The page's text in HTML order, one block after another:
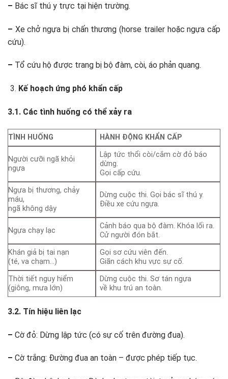
– Bác sĩ thú y trực tại hiện trường.
– Xe chở ngựa bị chấn thương (horse trailer hoặc ngựa cấp
cứu).
– Tổ cứu hộ được trang bị bộ đàm, còi, áo phản quang.
Kế hoạch ứng phó khẩn cấp
3.1. Các tình huống có thể xảy ra
TÌNH HUỐNG HÀNH ĐỘNG KHẨN CẤP
Người cưỡi ngã khỏi
ngựa
Lập tức thổi còi/cắm cờ đỏ báo
dừng.
Gọi cấp cứu.
Ngựa bị thương, chảy
máu,
ngã không dậy
Dừng cuộc thi. Gọi bác sĩ thú y.
Điều xe cứu ngựa.
Ngựa chạy lạc
Cảnh báo qua bộ đàm. Khóa lối ra.
Cử người đón bắt.
Khán giả bị tai nạn
(té, va chạm…)
Gọi sơ cứu viên đến.
Giãn cách khu vực sự cố.
Thời tiết nguy hiểm
(giông, mưa lớn)
Dừng cuộc thi. Sơ tán ngựa
về khu trú an toàn.
3.2. Tín hiệu liên lạc
– Cờ đỏ: Dừng lập tức (có sự cố trên đường đua).
– Cờ trắng: Đường đua an toàn – được phép tiếp tục.